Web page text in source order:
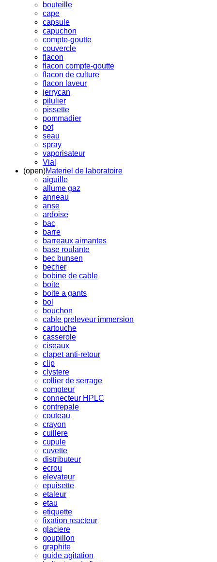
bouteille
cape
capsule
capuchon
compte-goutte
couvercle
flacon
flacon compte-goutte
flacon de culture
flacon laveur
jerrycan
pilulier
pissette
pommadier
pot
seau
spray
vaporisateur
Vial
(open)Materiel de laboratoire
aiguille
allume gaz
anneau
anse
ardoise
bac
barre
barreaux aimantes
base roulante
bec bunsen
becher
bobine de cable
boite
boite a gants
bol
bouchon
cable preleveur immersion
cartouche
casserole
ciseaux
clapet anti-retour
clip
clystere
collier de serrage
compteur
connecteur HPLC
contrepale
couteau
crayon
cuillere
cupule
cuvette
distributeur
ecrou
elevateur
epuisette
etaleur
etau
etiquette
fixation reacteur
glaciere
goupillon
graphite
guide agitation